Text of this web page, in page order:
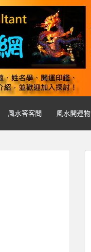
風水答客問 風水開運物